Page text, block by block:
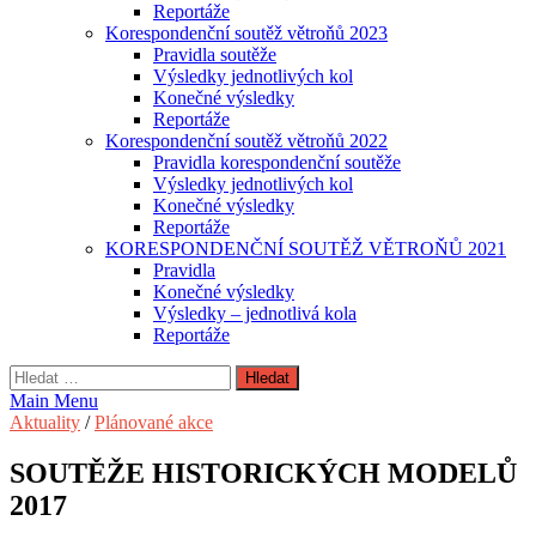
Reportáže
Korespondenční soutěž větroňů 2023
Pravidla soutěže
Výsledky jednotlivých kol
Konečné výsledky
Reportáže
Korespondenční soutěž větroňů 2022
Pravidla korespondenční soutěže
Výsledky jednotlivých kol
Konečné výsledky
Reportáže
KORESPONDENČNÍ SOUTĚŽ VĚTROŇŮ 2021
Pravidla
Konečné výsledky
Výsledky – jednotlivá kola
Reportáže
Vyhledávání
Main Menu
Aktuality /Plánované akce
SOUTĚŽE HISTORICKÝCH MODELŮ
2017